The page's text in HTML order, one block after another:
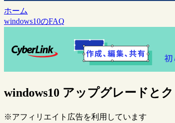
ホーム
windows10のFAQ
windows10 アップグレードと
※アフィリエイト広告を利用しています